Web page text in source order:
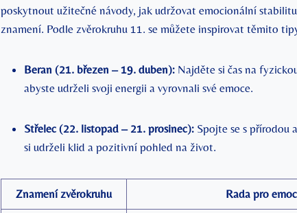
poskytnout užitečné návody, jak udržovat emocionální
znamení. Podle zvěrokruhu 11. se můžete inspirovat těmito
Beran (21. březen – 19. duben): Najděte si čas na
abyste udrželi svoji energii a vyrovnali své emoce.
Střelec (22. listopad – 21. prosinec): Spojte se s přírodou
si udrželi klid a pozitivní pohled na život.
Znamení zvěrokruhu Rada pro